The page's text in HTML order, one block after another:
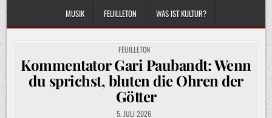
MUSIK FEUILLETON WAS IST KULTUR?
POSTED
IN
FEUILLETON
Kommentator Gari Paubandt: Wenn
du sprichst, bluten die Ohren der
Götter
5. JULI 2026